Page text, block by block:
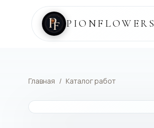
PIONFLOWERS
Главная / Каталог работ